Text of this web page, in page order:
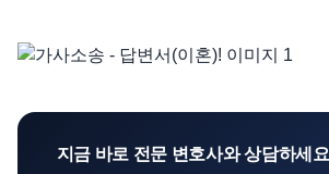
법률서식
지금 바로 전문 변호사와 상담하세요